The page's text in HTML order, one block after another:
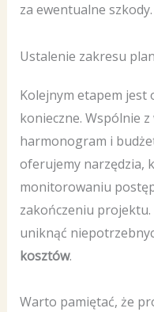
za ewentualne szkody.
Ustalenie zakresu
Kolejnym etapem jest
konieczne. Wspólnie z
harmonogram i
oferujemy narzędzia,
monitorowaniu
zakończeniu
uniknąć
kosztów.
Warto pamiętać, że